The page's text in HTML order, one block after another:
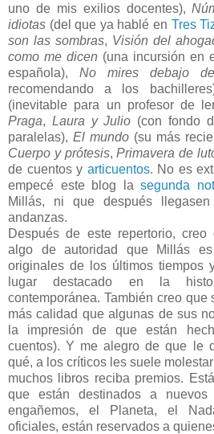
uno de mis exilios docentes),
idiotas (del que ya hablé en Tres
son las sombras, Visión del
como me dicen (una incursión en
española), No mires debajo
recomendando a los
(inevitable para un profesor de
Praga, Laura y Julio (con fondo
paralelas), El mundo (su más
Cuerpo y prótesis,Primavera de
de cuentos y articuentos. No es
empecé este blog lasegunda
Millás, ni que después
andanzas.
Después de este repertorio,
algo de autoridad que Millás
originales de los últimos tiempos
lugar destacado en la
contemporánea. También creo que
más calidad que algunas de sus
la impresión de que están
cuentos). Y me alegro de que le
qué, a los críticos les suele
muchos libros reciba premios.
que están destinados a
engañemos, el Planeta, el
oficiales, están reservados a